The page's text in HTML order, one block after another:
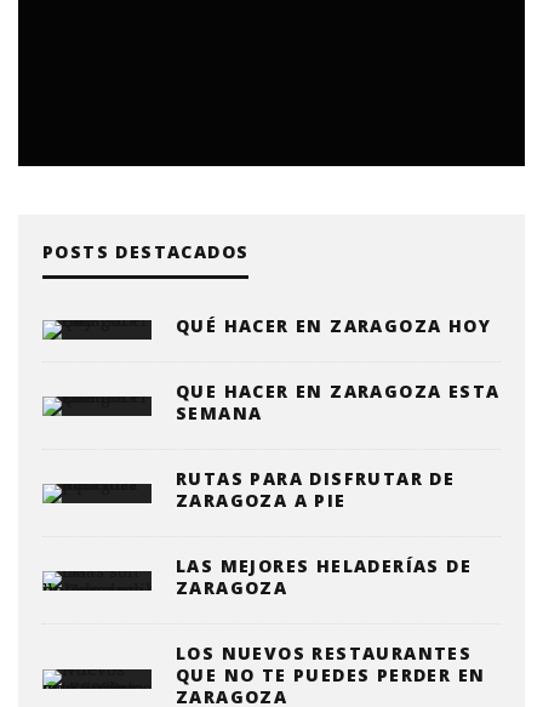
POSTS DESTACADOS
QUÉ HACER EN ZARAGOZA HOY
QUE HACER EN ZARAGOZA ESTA
SEMANA
RUTAS PARA DISFRUTAR DE
ZARAGOZA A PIE
LAS MEJORES HELADERÍAS DE
ZARAGOZA
LOS NUEVOS RESTAURANTES
QUE NO TE PUEDES PERDER EN
ZARAGOZA